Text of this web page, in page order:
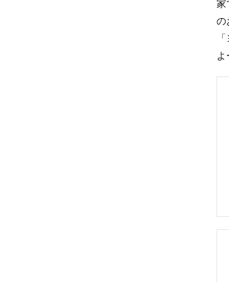
家
の
よ